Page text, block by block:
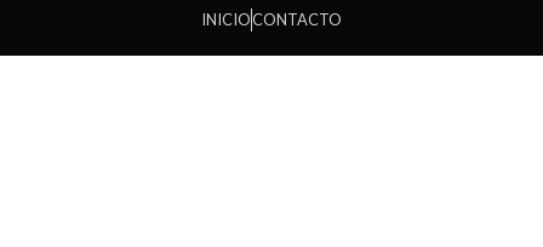
INICIOCONTACTO